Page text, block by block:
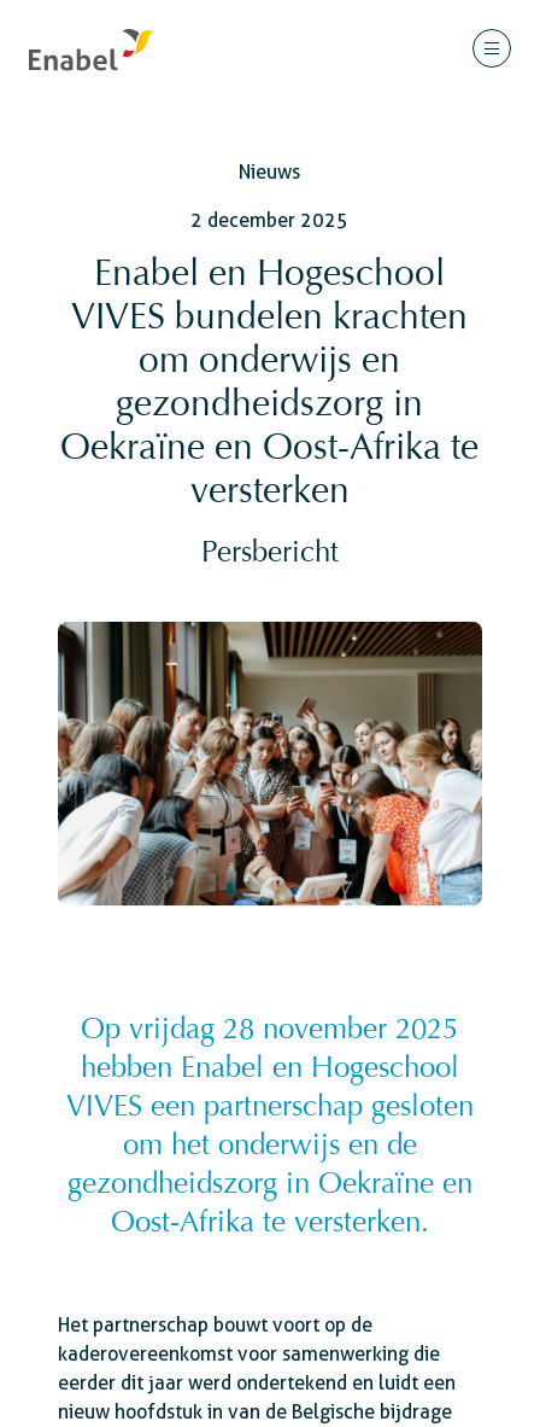
Nieuws
2 december 2025
Enabel en Hogeschool
VIVES bundelen krachten
om onderwijs en
gezondheidszorg in
Oekraïne en Oost-Afrika te
versterken
Persbericht
Op vrijdag 28 november 2025
hebben Enabel en Hogeschool
VIVES een partnerschap gesloten
om het onderwijs en de
gezondheidszorg in Oekraïne en
Oost-Afrika te versterken.
Het partnerschap bouwt voort op de
kaderovereenkomst voor samenwerking die
eerder dit jaar werd ondertekend en luidt een
nieuw hoofdstuk in van de Belgische bijdrage